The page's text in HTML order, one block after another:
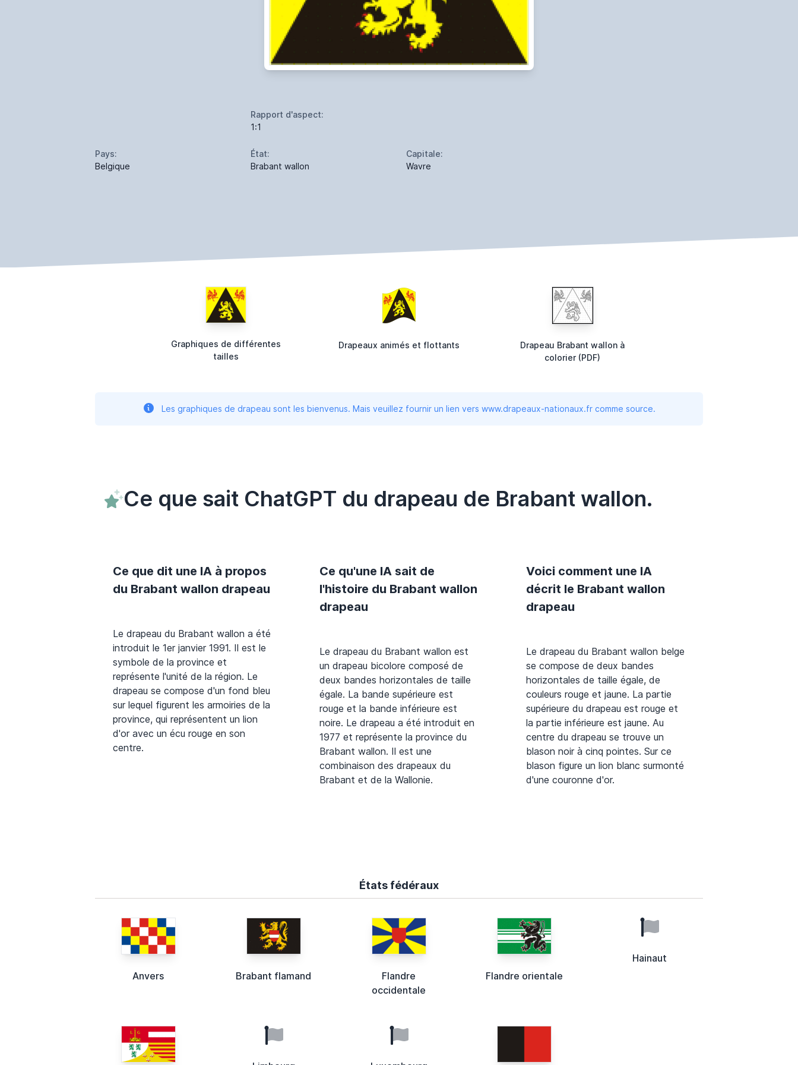
Rapport d'aspect:
1:1
Pays:
Belgique
État:
Brabant wallon
Capitale:
Wavre
Graphiques de différentes
tailles
Drapeaux animés et flottants
Drapeau Brabant wallon à
colorier (PDF)
Les graphiques de drapeau sont les bienvenus. Mais veuillez fournir un lien vers www.drapeaux-nationaux.fr comme source.
Ce que sait ChatGPT du drapeau de Brabant wallon.
Ce que dit une IA à propos
du Brabant wallon drapeau
Le drapeau du Brabant wallon a été
introduit le 1er janvier 1991. Il est le
symbole de la province et
représente l'unité de la région. Le
drapeau se compose d'un fond bleu
sur lequel figurent les armoiries de la
province, qui représentent un lion
d'or avec un écu rouge en son
centre.
Ce qu'une IA sait de
l'histoire du Brabant wallon
drapeau
Le drapeau du Brabant wallon est
un drapeau bicolore composé de
deux bandes horizontales de taille
égale. La bande supérieure est
rouge et la bande inférieure est
noire. Le drapeau a été introduit en
1977 et représente la province du
Brabant wallon. Il est une
combinaison des drapeaux du
Brabant et de la Wallonie.
Voici comment une IA
décrit le Brabant wallon
drapeau
Le drapeau du Brabant wallon belge
se compose de deux bandes
horizontales de taille égale, de
couleurs rouge et jaune. La partie
supérieure du drapeau est rouge et
la partie inférieure est jaune. Au
centre du drapeau se trouve un
blason noir à cinq pointes. Sur ce
blason figure un lion blanc surmonté
d'une couronne d'or.
États fédéraux
Anvers Brabant flamand
Flandre
occidentale
Flandre orientale
Hainaut